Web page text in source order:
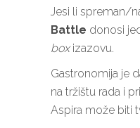
Jesi li spreman/
Battle donosi
boxizazovu.
Gastronomija je
na tržištu rada i
Aspira može biti